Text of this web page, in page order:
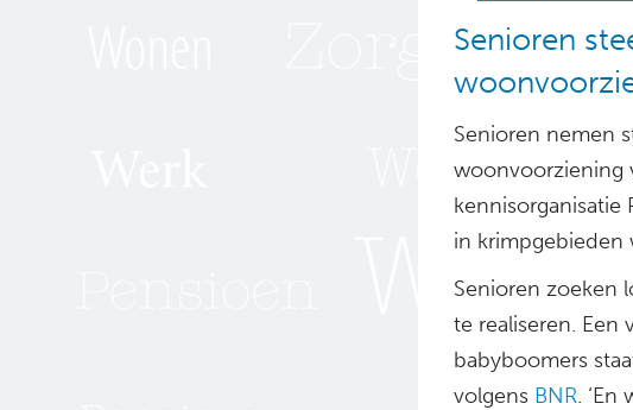
Senioren
Senioren nemen
woonvoorziening
kennisorganisatie
in krimpgebieden
Senioren zoeken
te realiseren. Een
babyboomers
volgens BNR.